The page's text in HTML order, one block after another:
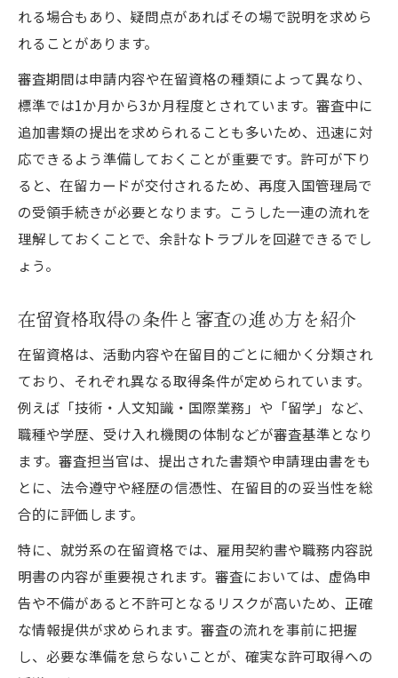
れる場合もあり、疑問点があればその場で説明を求めら
れることがあります。
審査期間は申請内容や在留資格の種類によって異なり、
標準では1か月から3か月程度とされています。審査中に
追加書類の提出を求められることも多いため、迅速に対
応できるよう準備しておくことが重要です。許可が下り
ると、在留カードが交付されるため、再度入国管理局で
の受領手続きが必要となります。こうした一連の流れを
理解しておくことで、余計なトラブルを回避できるでし
ょう。
在留資格取得の条件と審査の進め方を紹介
在留資格は、活動内容や在留目的ごとに細かく分類され
ており、それぞれ異なる取得条件が定められています。
例えば「技術・人文知識・国際業務」や「留学」など、
職種や学歴、受け入れ機関の体制などが審査基準となり
ます。審査担当官は、提出された書類や申請理由書をも
とに、法令遵守や経歴の信憑性、在留目的の妥当性を総
合的に評価します。
特に、就労系の在留資格では、雇用契約書や職務内容説
明書の内容が重要視されます。審査においては、虚偽申
告や不備があると不許可となるリスクが高いため、正確
な情報提供が求められます。審査の流れを事前に把握
し、必要な準備を怠らないことが、確実な許可取得への